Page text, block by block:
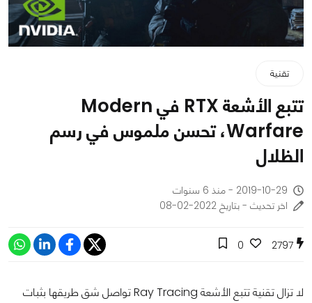
تقنية
تتبع الأشعة RTX في Modern
Warfare، تحسن ملموس في رسم
الظلال
2019-10-29 - منذ 6 سنوات
اخر تحديث - بتاريخ 2022-02-08
2797
0
لا تزال تقنية تتبع الأشعة Ray Tracing تواصل شق طريقها بثبات